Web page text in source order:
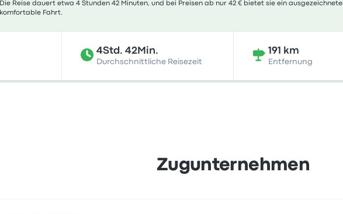
Die Reise dauert etwa 4 Stunden 42 Minuten, und bei Preisen ab nur 42 € bietet sie ein
komfortable Fahrt.
4Std. 42Min.
Durchschnittliche Reisezeit
191 km
Entfernung
Zugunternehmen